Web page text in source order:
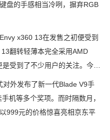
盘的手感相当冷咧，摒弃RGB
x360 13在发售之初便受到
翻转轻薄本完全采用AMD
受到了不少用户的关注。今…
外发布了新一代Blade V9手
机等多个奖项。而时隔数月，
999元的价格惊喜亮相京东平